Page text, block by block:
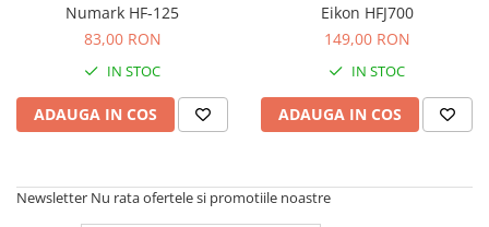
Recordere de studio
Recordere portabile
Sintetizatoare
Standuri si stative de monitoare
Subwoofere de studio
Lumini si efecte
Numark HF-125
83,00 RON
IN STOC
ADAUGA IN COS
Eikon HFJ700
149,00 RON
IN STOC
ADAUGA IN COS
Newsletter Nu rata ofertele si promotiile noastre